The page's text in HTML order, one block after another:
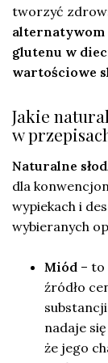
tworzyć
alternatywom
glutenu w
wartościowe
Jakie
w
Naturalne
dla
wypiekach i
wybieranych
Miód – to
źródło
nadaje
że jego